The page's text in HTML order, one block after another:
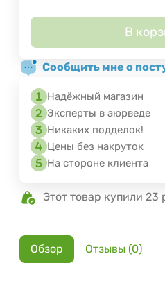
В
Сообщить мне о
Надёжный магазин
Эксперты в аюрведе
Никаких подделок!
Цены без накруток
На стороне клиента
Этот товар купили 23
Обзор Отзывы (0)